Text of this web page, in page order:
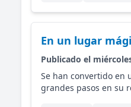
En un lugar
Publicado el
Se han convertido en
grandes pasos en su